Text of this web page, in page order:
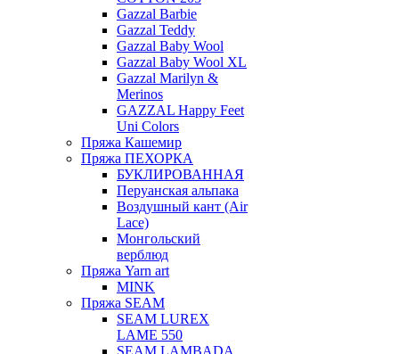
Gazzal Barbie
Gazzal Teddy
Gazzal Baby Wool
Gazzal Baby Wool XL
Gazzal Marilyn &
Merinos
GAZZAL Happy Feet
Uni Colors
Пряжа Кашемир
Пряжа ПЕХОРКА
БУКЛИРОВАННАЯ
Перуанская альпака
Воздушный кант (Air
Lace)
Монгольский
верблюд
Пряжа Yarn art
MINK
Пряжа SEAM
SEAM LUREX
LAME 550
SEAM LAMBADA